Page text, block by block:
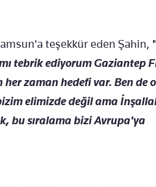
teşekkür eden Şahin,
tebrik ediyorum Gaziantep
zaman hedefi var. Ben de o
elimizde değil ama
bu sıralama bizi Avrupa'ya